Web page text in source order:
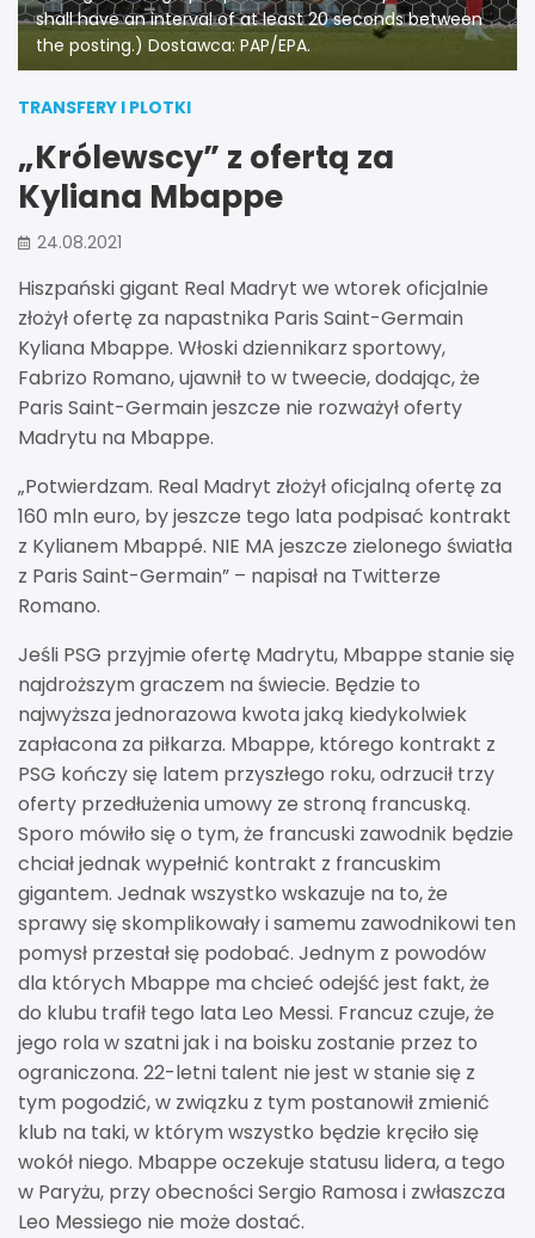
shall have an interval of at least 20 seconds between
the posting.) Dostawca: PAP/EPA.
TRANSFERY I PLOTKI
„Królewscy” z ofertą za
Kyliana Mbappe
24.08.2021
Hiszpański gigant Real Madryt we wtorek oficjalnie
złożył ofertę za napastnika Paris Saint-Germain
Kyliana Mbappe. Włoski dziennikarz sportowy,
Fabrizo Romano, ujawnił to w tweecie, dodając, że
Paris Saint-Germain jeszcze nie rozważył oferty
Madrytu na Mbappe.
„Potwierdzam. Real Madryt złożył oficjalną ofertę za
160 mln euro, by jeszcze tego lata podpisać kontrakt
z Kylianem Mbappé. NIE MA jeszcze zielonego światła
z Paris Saint-Germain” – napisał na Twitterze
Romano.
Jeśli PSG przyjmie ofertę Madrytu, Mbappe stanie się
najdroższym graczem na świecie. Będzie to
najwyższa jednorazowa kwota jaką kiedykolwiek
zapłacona za piłkarza. Mbappe, którego kontrakt z
PSG kończy się latem przyszłego roku, odrzucił trzy
oferty przedłużenia umowy ze stroną francuską.
Sporo mówiło się o tym, że francuski zawodnik będzie
chciał jednak wypełnić kontrakt z francuskim
gigantem. Jednak wszystko wskazuje na to, że
sprawy się skomplikowały i samemu zawodnikowi ten
pomysł przestał się podobać. Jednym z powodów
dla których Mbappe ma chcieć odejść jest fakt, że
do klubu trafił tego lata Leo Messi. Francuz czuje, że
jego rola w szatni jak i na boisku zostanie przez to
ograniczona. 22-letni talent nie jest w stanie się z
tym pogodzić, w związku z tym postanowił zmienić
klub na taki, w którym wszystko będzie kręciło się
wokół niego. Mbappe oczekuje statusu lidera, a tego
w Paryżu, przy obecności Sergio Ramosa i zwłaszcza
Leo Messiego nie może dostać.